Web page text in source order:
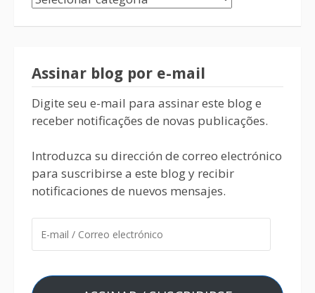
Assinar blog por e-mail
Digite seu e-mail para assinar este blog e
receber notificações de novas publicações.
Introduzca su dirección de correo electrónico
para suscribirse a este blog y recibir
notificaciones de nuevos mensajes.